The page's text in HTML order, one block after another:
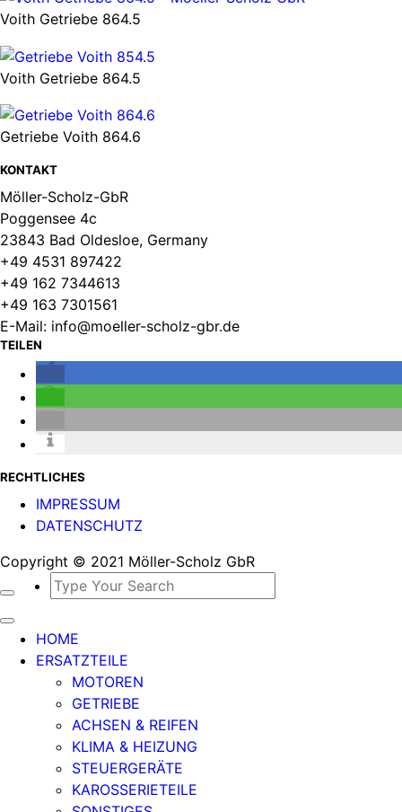
Voith Getriebe 864.5
Voith Getriebe 864.5
Getriebe Voith 864.6
KONTAKT
Möller-Scholz-GbR
Poggensee 4c
23843 Bad Oldesloe, Germany
+49 4531 897422
+49 162 7344613
+49 163 7301561
E-Mail: info@moeller-scholz-gbr.de
TEILEN
RECHTLICHES
IMPRESSUM
DATENSCHUTZ
Copyright © 2021 Möller-Scholz GbR
HOME
ERSATZTEILE
MOTOREN
GETRIEBE
ACHSEN & REIFEN
KLIMA & HEIZUNG
STEUERGERÄTE
KAROSSERIETEILE